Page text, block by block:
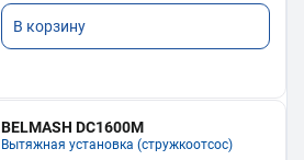
В корзину
BELMASH DC1600M
Вытяжная установка (стружкоотсос)